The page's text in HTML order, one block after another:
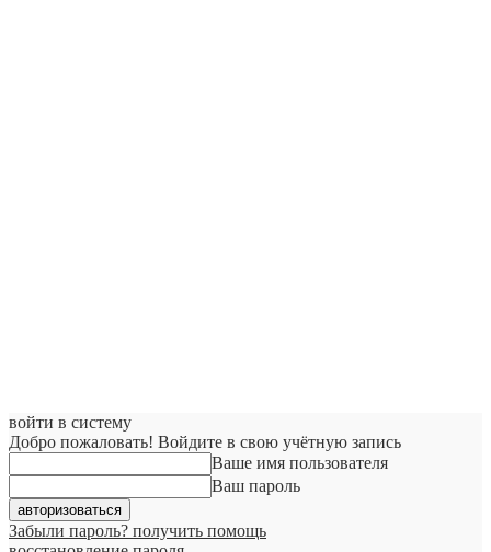
войти в систему
Добро пожаловать! Войдите в свою учётную запись
Ваше имя пользователя
Ваш пароль
Забыли пароль? получить помощь